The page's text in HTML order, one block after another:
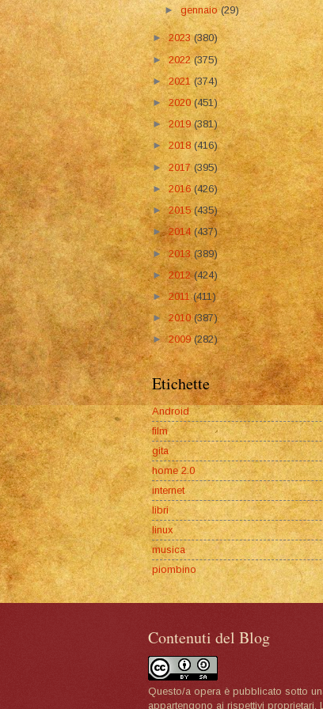
►gennaio(29)
►2023(380)
►2022(375)
►2021(374)
►2020(451)
►2019(381)
►2018 (416)
►2017(395)
►2016 (426)
►2015(435)
►2014(437)
►2013(389)
►2012(424)
►2011(411)
►2010(387)
►2009(282)
Etichette
Android
film
gita
home 2.0
internet
libri
linux
musica
piombino
Contenuti del Blog
Questo/a opera è pubblicato sotto
appartengono ai rispettivi